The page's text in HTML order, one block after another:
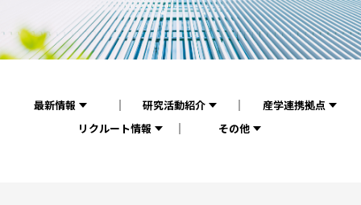
最新情報 研究活動紹介
産学連携拠点
リクルート情報
その他